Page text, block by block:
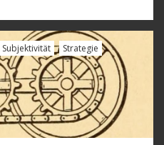
Subjektivität Strategie